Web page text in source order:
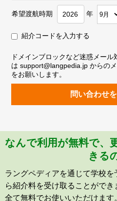
希望渡航時期 年
紹介コードを入力する
ドメインブロックなど迷惑メー
は support@langpedia.jp からの
をお願いします。
問い合わせ
なんで利用が無料で、
きる
ラングペディアを通じて学校
ら紹介料を受け取ることがで
全て無料でお使いいただけます